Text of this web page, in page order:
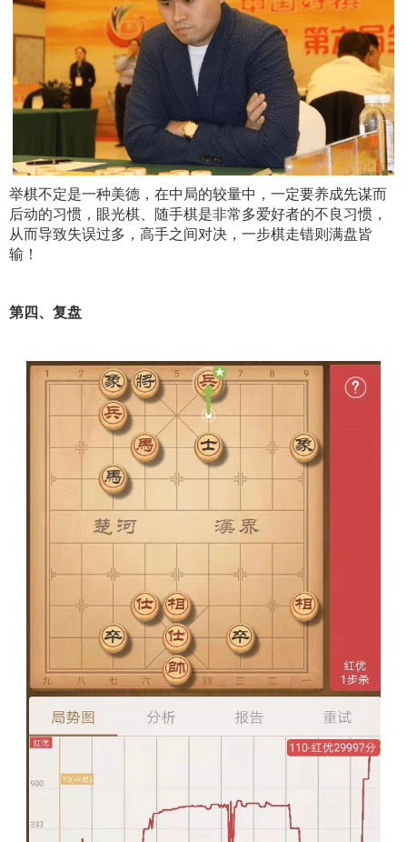
举棋不定是一种美德，在中局的较量中，一定要养成先谋而
后动的习惯，眼光棋、随手棋是非常多爱好者的不良习惯，
从而导致失误过多，高手之间对决，一步棋走错则满盘皆
输！
第四、复盘